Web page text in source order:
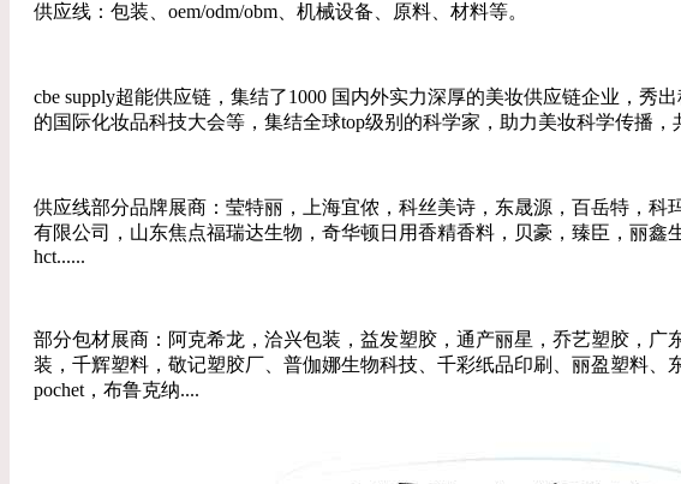
供应线：包装、oem/odm/obm、机械设备、原料、材料等。
cbe supply超能供应链，集结了1000 国内外实力深厚的美妆供应链企业，秀
的国际化妆品科技大会等，集结全球top级别的科学家，助力美妆科学传播，
供应线部分品牌展商：莹特丽，上海宜侬，科丝美诗，东晟源，百岳特，
有限公司，山东焦点福瑞达生物，奇华顿日用香精香料，贝豪，臻臣，丽鑫
hct......
部分包材展商：阿克希龙，洽兴包装，益发塑胶，通产丽星，乔艺塑胶，
装，千辉塑料，敬记塑胶厂、普伽娜生物科技、千彩纸品印刷、丽盈塑料
pochet，布鲁克纳....